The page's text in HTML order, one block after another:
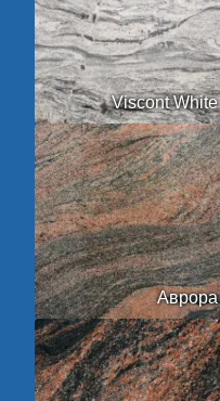
Viscont White
Аврора